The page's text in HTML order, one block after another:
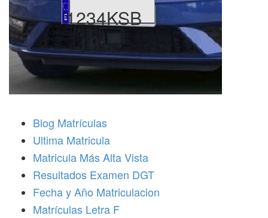
1234KSB
Blog Matrículas
Ultima Matricula
Matricula Más Alta Vista
Resultados Examen DGT
Fecha y Año Matriculacion
Matrículas Letra F